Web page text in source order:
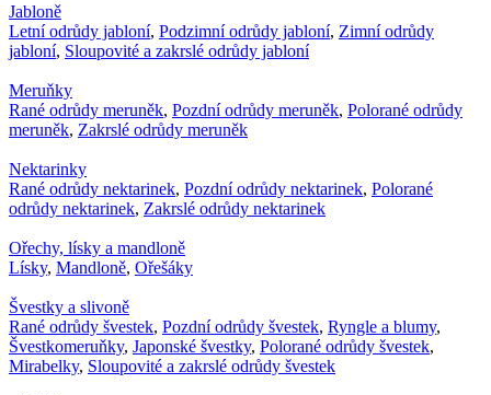
Jabloně
Letní odrůdy jabloní, Podzimní odrůdy jabloní, Zimní odrůdy
jabloní, Sloupovité a zakrslé odrůdy jabloní
Meruňky
Rané odrůdy meruněk, Pozdní odrůdy meruněk, Polorané odrůdy
meruněk, Zakrslé odrůdy meruněk
Nektarinky
Rané odrůdy nektarinek, Pozdní odrůdy nektarinek, Polorané
odrůdy nektarinek, Zakrslé odrůdy nektarinek
Ořechy, lísky a mandloně
Lísky, Mandloně, Ořešáky
Švestky a slivoně
Rané odrůdy švestek, Pozdní odrůdy švestek, Ryngle a blumy,
Švestkomeruňky, Japonské švestky, Polorané odrůdy švestek,
Mirabelky, Sloupovité a zakrslé odrůdy švestek